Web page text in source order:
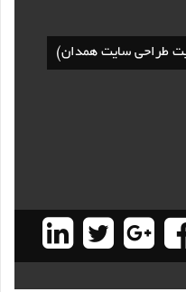
طراحی سایت همدان)